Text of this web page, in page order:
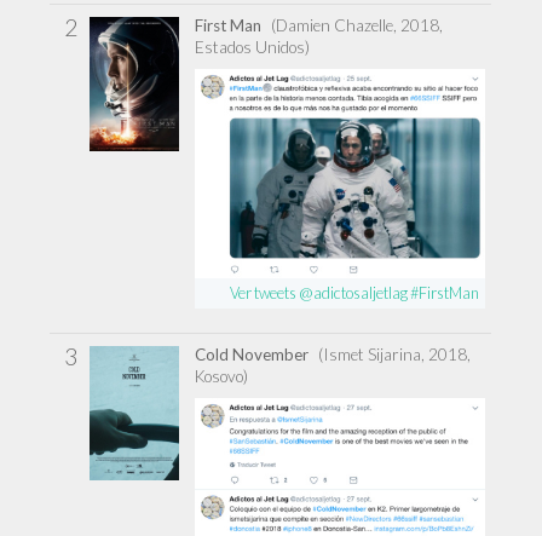
2 First Man
(Damien Chazelle, 2018,
Estados Unidos)
Ver tweets @adictosaljetlag #FirstMan
3 Cold November (Ismet Sijarina, 2018,
Kosovo)